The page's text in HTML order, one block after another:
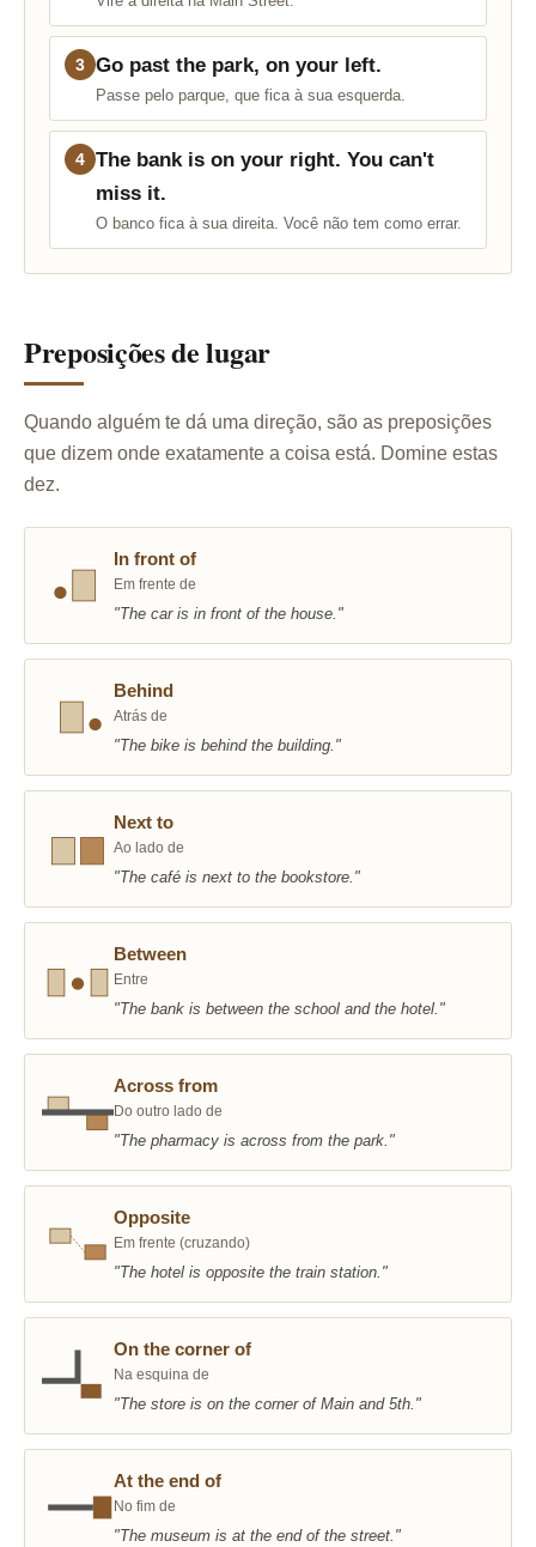
3 Go past the park, on your left.
Passe pelo parque, que fica à sua esquerda.
4 The bank is on your right. You can't
miss it.
O banco fica à sua direita. Você não tem como errar.
Preposições de lugar
Quando alguém te dá uma direção, são as preposições
que dizem onde exatamente a coisa está. Domine estas
dez.
In front of
Em frente de
"The car is in front of the house."
Behind
Atrás de
"The bike is behind the building."
Next to
Ao lado de
"The café is next to the bookstore."
Between
Entre
"The bank is between the school and the hotel."
Across from
Do outro lado de
"The pharmacy is across from the park."
Opposite
Em frente (cruzando)
"The hotel is opposite the train station."
On the corner of
Na esquina de
"The store is on the corner of Main and 5th."
At the end of
No fim de
"The museum is at the end of the street."